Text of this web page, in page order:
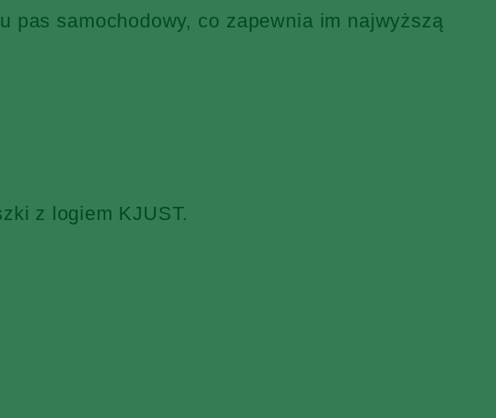
pas samochodowy, co zapewnia im najwyższą
z logiem KJUST.